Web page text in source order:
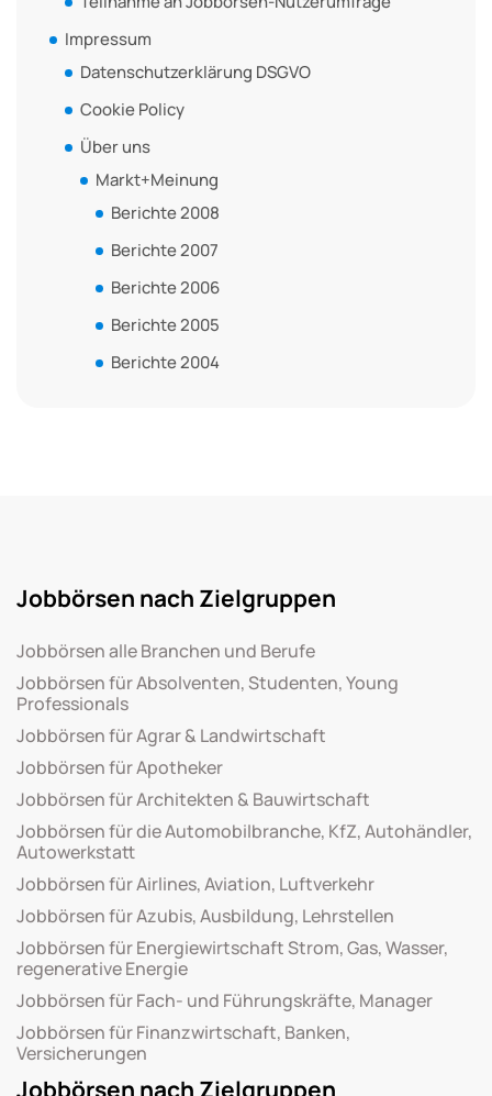
Impressum
Datenschutzerklärung DSGVO
Cookie Policy
Über uns
Markt+Meinung
Berichte 2008
Berichte 2007
Berichte 2006
Berichte 2005
Berichte 2004
Jobbörsen nach Zielgruppen
Jobbörsen alle Branchen und Berufe
Jobbörsen für Absolventen, Studenten, Young
Professionals
Jobbörsen für Agrar & Landwirtschaft
Jobbörsen für Apotheker
Jobbörsen für Architekten & Bauwirtschaft
Jobbörsen für die Automobilbranche, KfZ, Autohändler,
Autowerkstatt
Jobbörsen für Airlines, Aviation, Luftverkehr
Jobbörsen für Azubis, Ausbildung, Lehrstellen
Jobbörsen für Energiewirtschaft Strom, Gas, Wasser,
regenerative Energie
Jobbörsen für Fach- und Führungskräfte, Manager
Jobbörsen für Finanzwirtschaft, Banken,
Versicherungen
Jobbörsen nach Zielgruppen